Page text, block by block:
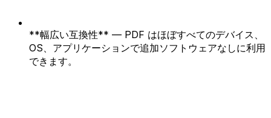
**幅広い互換性** — PDF はほぼすべてのデバイス、
OS、アプリケーションで追加ソフトウェアなしに利用
できます。